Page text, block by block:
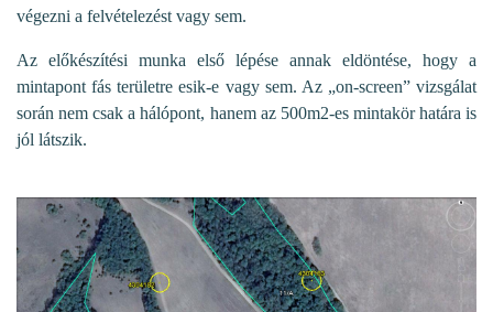
végezni a felvételezést vagy sem.
Az előkészítési munka első lépése annak eldöntése, hogy a
mintapont fás területre esik-e vagy sem. Az „on-screen” vizsgálat
során nem csak a hálópont, hanem az 500m2-es mintakör határa is
jól látszik.